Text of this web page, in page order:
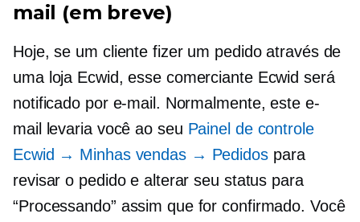
mail (em breve)
Hoje, se um cliente fizer um pedido através de
uma loja Ecwid, esse comerciante Ecwid será
notificado por e-mail. Normalmente, este e-
mail levaria você ao seu Painel de controle
Ecwid → Minhas vendas → Pedidospara
revisar o pedido e alterar seu status para
“Processando” assim que for confirmado. Você